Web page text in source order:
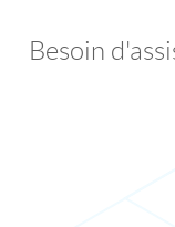
Besoin